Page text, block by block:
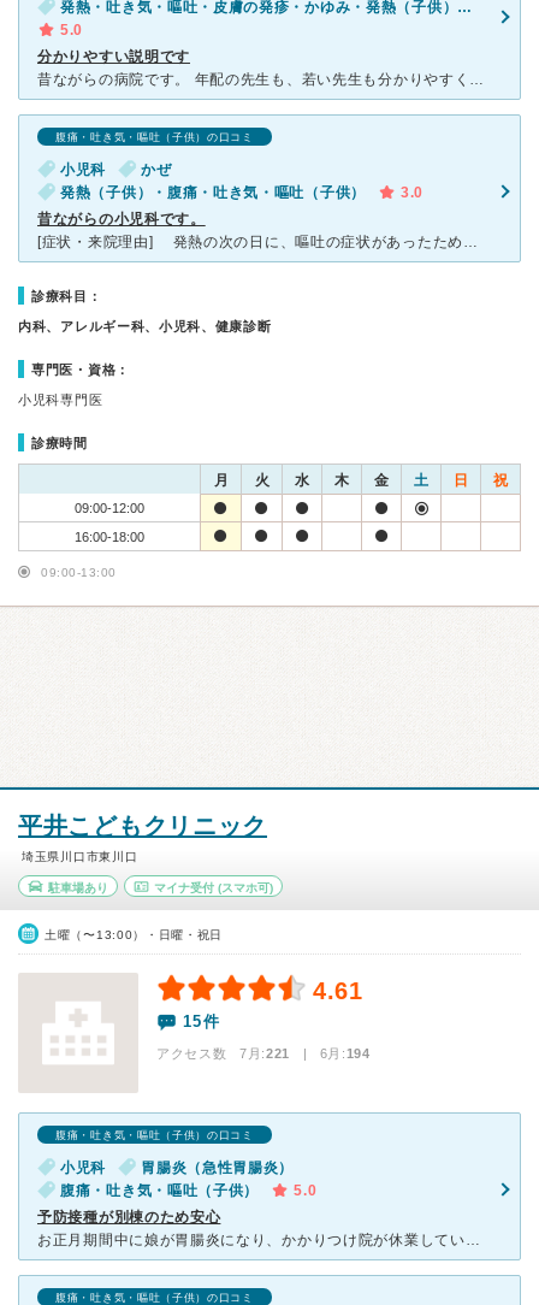
発熱・吐き気・嘔吐・皮膚の発疹・かゆみ・発熱（子供）・ひきつけ・けいれん（子供）・腹痛・吐き気・嘔吐（子供）・発疹（子供）・咳・呼吸困難（子供）・下痢（子供）
5.0
分かりやすい説明です
昔ながらの病院です。 年配の先生も、若い先生も分かりやすく説明してくださいます。 若い先生は子どもにも優しく、リラックスして診察が受けられます。 年配の先生には、たまに怒られちゃったりしますが、
腹痛・吐き気・嘔吐（子供）の口コミ
小児科
かぜ
発熱（子供）・腹痛・吐き気・嘔吐（子供）
3.0
昔ながらの小児科です。
[症状・来院理由] 発熱の次の日に、嘔吐の症状があったため、受診しました。近所のお子さんが通院していたため、初めてでしたが行きました。 [医師の診断・治療法] 発熱と嘔吐なので、風邪だと診断
診療科目：
内科、アレルギー科、小児科、健康診断
専門医・資格：
小児科専門医
診療時間
月 火 水 木 金 土 日 祝
09:00-12:00
16:00-18:00
09:00-13:00
平井こどもクリニック
埼玉県川口市東川口
駐車場あり マイナ受付(スマホ可)
土曜（〜13:00）・日曜・祝日
4.61
15件
アクセス数 7月:221 | 6月:194
腹痛・吐き気・嘔吐（子供）の口コミ
小児科
胃腸炎（急性胃腸炎）
腹痛・吐き気・嘔吐（子供）
5.0
予防接種が別棟のため安心
お正月期間中に娘が胃腸炎になり、かかりつけ院が休業していたためこちらにお世話になりました。年始の開院早々にお世話になりましたが待ち時間なしで診てもらえました。2回目以降はLINEから予約が取れるそうで
腹痛・吐き気・嘔吐（子供）の口コミ